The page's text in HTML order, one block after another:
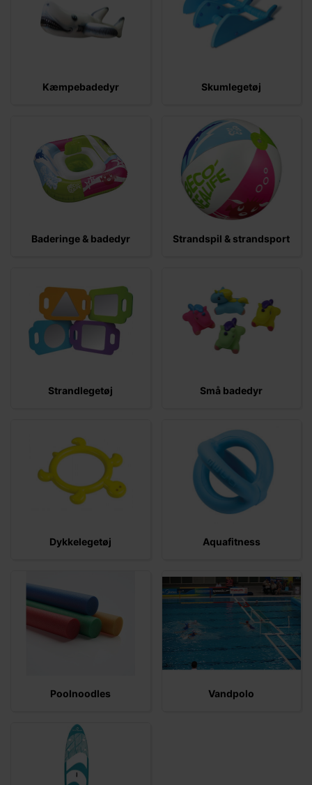
Kæmpebadedyr Skumlegetøj
Baderinge & badedyr Strandspil & strandsport
Strandlegetøj Små badedyr
Dykkelegetøj Aquafitness
Poolnoodles Vandpolo